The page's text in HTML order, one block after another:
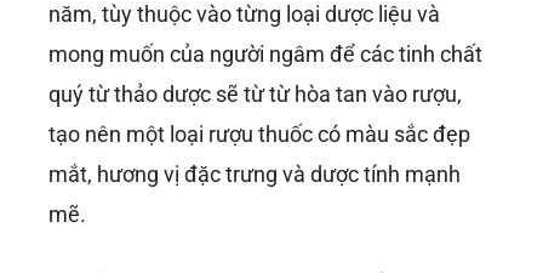
năm, tùy thuộc vào từng loại dược liệu và
mong muốn của người ngâm để các tinh chất
quý từ thảo dược sẽ từ từ hòa tan vào rượu,
tạo nên một loại rượu thuốc có màu sắc đẹp
mắt, hương vị đặc trưng và dược tính mạnh
mẽ.